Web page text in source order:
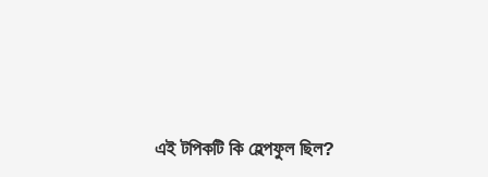
এই টপিকটি কি হেল্পফুল ছিল?